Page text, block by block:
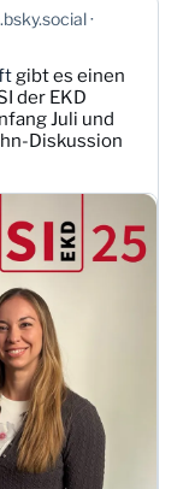
gibt es einen
der EKD
Juli und
Diskussion